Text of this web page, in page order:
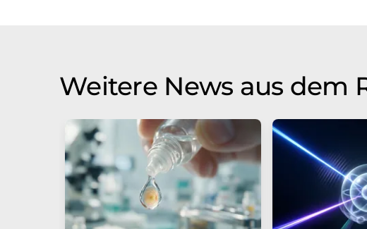
Weitere News aus dem